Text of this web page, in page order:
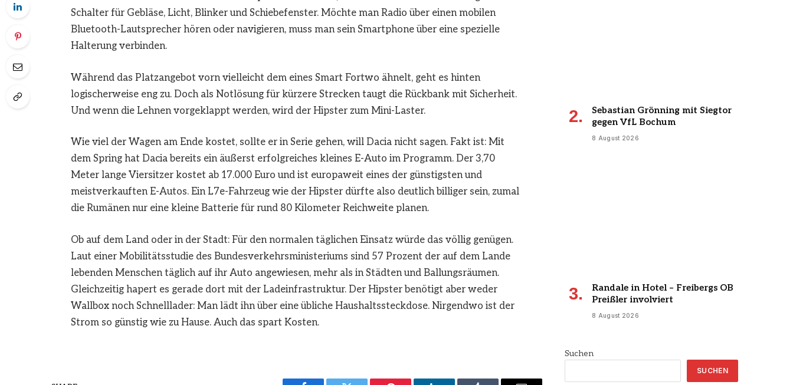
Schalter für Gebläse, Licht, Blinker und Schiebefenster. Möchte man Radio über einen mobilen
Bluetooth-Lautsprecher hören oder navigieren, muss man sein Smartphone über eine spezielle
Halterung verbinden.
Während das Platzangebot vorn vielleicht dem eines Smart Fortwo ähnelt, geht es hinten
logischerweise eng zu. Doch als Notlösung für kürzere Strecken taugt die Rückbank mit Sicherheit.
Und wenn die Lehnen vorgeklappt werden, wird der Hipster zum Mini-Laster.
Wie viel der Wagen am Ende kostet, sollte er in Serie gehen, will Dacia nicht sagen. Fakt ist: Mit
dem Spring hat Dacia bereits ein äußerst erfolgreiches kleines E-Auto im Programm. Der 3,70
Meter lange Viersitzer kostet ab 17.000 Euro und ist europaweit eines der günstigsten und
meistverkauften E-Autos. Ein L7e-Fahrzeug wie der Hipster dürfte also deutlich billiger sein, zumal
die Rumänen nur eine kleine Batterie für rund 80 Kilometer Reichweite planen.
Ob auf dem Land oder in der Stadt: Für den normalen täglichen Einsatz würde das völlig genügen.
Laut einer Mobilitätsstudie des Bundesverkehrsministeriums sind 57 Prozent der auf dem Lande
lebenden Menschen täglich auf ihr Auto angewiesen, mehr als in Städten und Ballungsräumen.
Gleichzeitig hapert es gerade dort mit der Ladeinfrastruktur. Der Hipster benötigt aber weder
Wallbox noch Schnelllader: Man lädt ihn über eine übliche Haushaltssteckdose. Nirgendwo ist der
Strom so günstig wie zu Hause. Auch das spart Kosten.
Sebastian Grönning mit Siegtor
gegen VfL Bochum
8 August 2026
Randale in Hotel – Freibergs OB
Preißler involviert
8 August 2026
Suchen
SUCHEN